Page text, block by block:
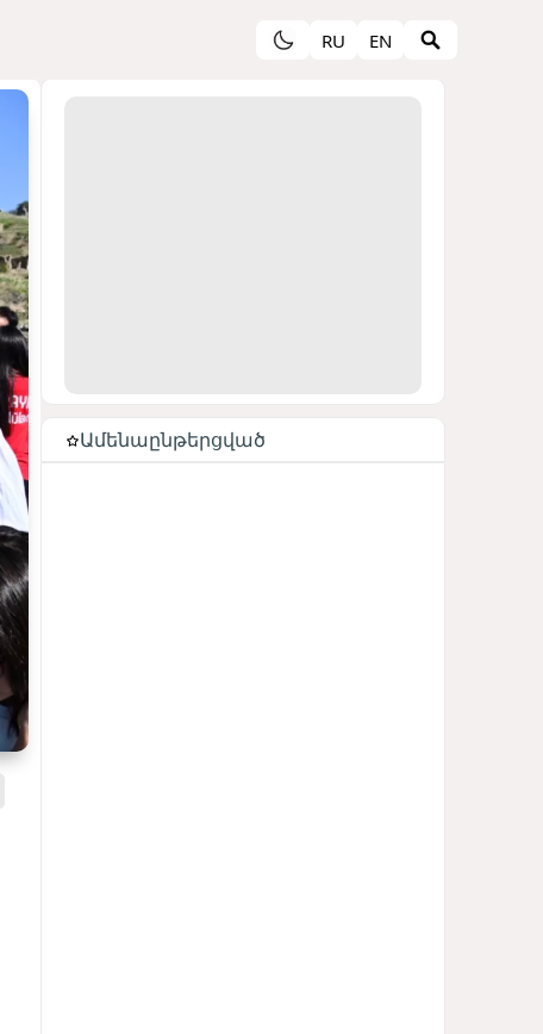
RU EN
Ամենաընթերցված